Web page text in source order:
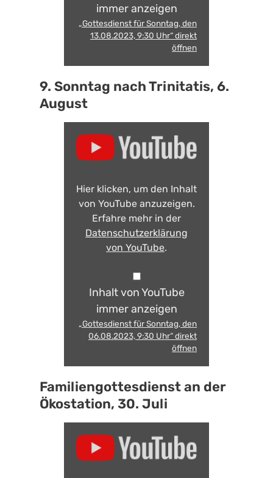
immer anzeigen
„Gottesdienst für Sonntag, den
13.08.2023, 9:30 Uhr“ direkt
öffnen
9. Sonntag nach Trinitatis, 6.
August
Hier klicken, um den Inhalt
von YouTube anzuzeigen.
Erfahre mehr in der
Datenschutzerklärung
von YouTube.
Inhalt von YouTube
immer anzeigen
„Gottesdienst für Sonntag, den
06.08.2023, 9:30 Uhr“ direkt
öffnen
Familiengottesdienst an der
Ökostation, 30. Juli